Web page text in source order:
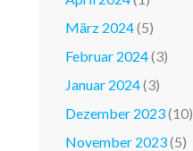
März 2024(5)
Februar 2024(3)
Januar 2024(3)
Dezember 2023(10)
November 2023(5)